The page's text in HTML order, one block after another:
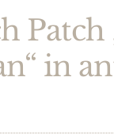
Patch
in